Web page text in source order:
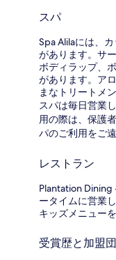
スパ
Spa Alilaには、
があります。サ
ボディラップ、
があります。ア
まなトリートメ
スパは毎日営業
用の際は、保護
パのご利用をご
レストラン
Plantation
ータイムに営業
キッズメニュー
受賞歴と加盟